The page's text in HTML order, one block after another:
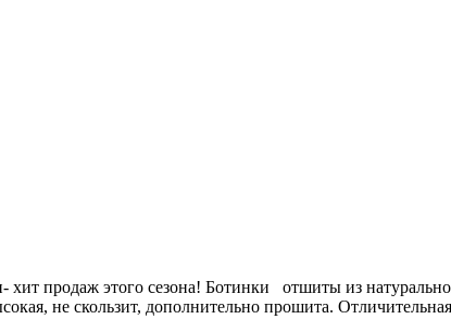
продаж этого сезона! Ботинки отшиты из
не скользит, дополнительно прошита.